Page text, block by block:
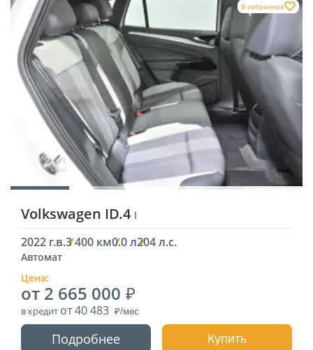
В избранное
Volkswagen ID.4 I
2022 г.в.3 400 км0.0 л204 л.с.
Автомат
Цена:
от 2 665 000
в кредит от 40 483
Подробнее Купить